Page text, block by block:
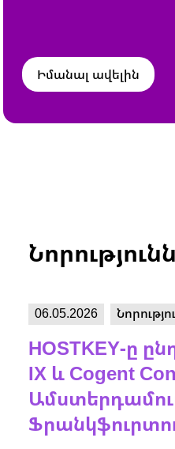
Իմանալ ավելին
06.05.2026
HOSTKEY-ը
IX և Cogent